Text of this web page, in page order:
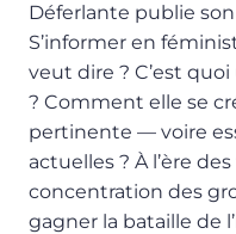
Déferlante publie
S’informer en
veut dire ? C’est
? Comment elle se
pertinente — voire
actuelles ? À l’ère
concentration des
gagner la bataille de